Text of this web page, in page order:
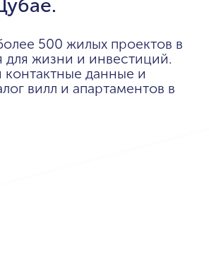
500 жилых проектов в
для жизни и инвестиций.
контактные данные и
вилл и апартаментов в